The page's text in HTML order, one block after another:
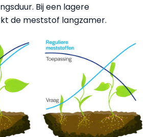
Bij een lagere
de meststof langzamer.